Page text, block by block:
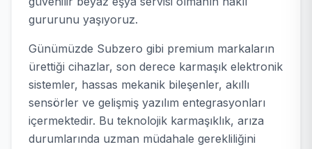
gururunu yaşıyoruz.
Günümüzde Subzero gibi premium markaların
ürettiği cihazlar, son derece karmaşık elektronik
sistemler, hassas mekanik bileşenler, akıllı
sensörler ve gelişmiş yazılım entegrasyonları
içermektedir. Bu teknolojik karmaşıklık, arıza
durumlarında uzman müdahale gerekliliğini